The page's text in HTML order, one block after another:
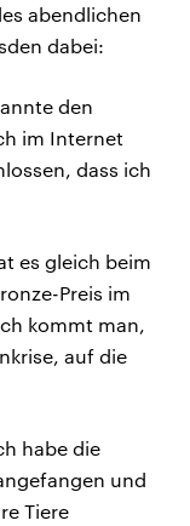
abendlichen
dabei:
den
im Internet
dass ich
es gleich beim
Preis im
kommt man,
auf die
habe die
und
Tiere